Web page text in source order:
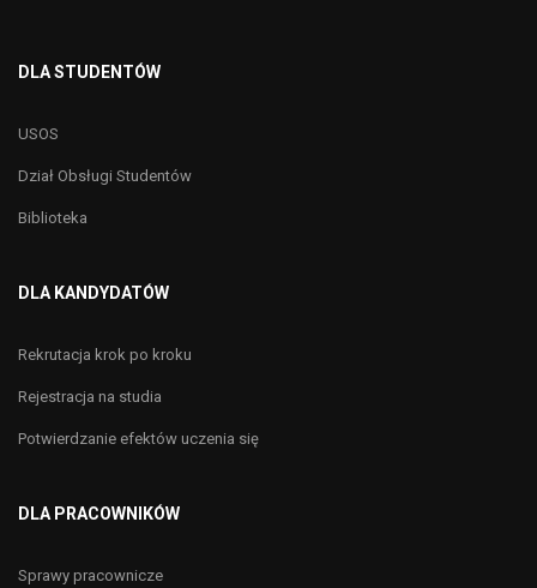
DLA STUDENTÓW
USOS
Dział Obsługi Studentów
Biblioteka
DLA KANDYDATÓW
Rekrutacja krok po kroku
Rejestracja na studia
Potwierdzanie efektów uczenia się
DLA PRACOWNIKÓW
Sprawy pracownicze